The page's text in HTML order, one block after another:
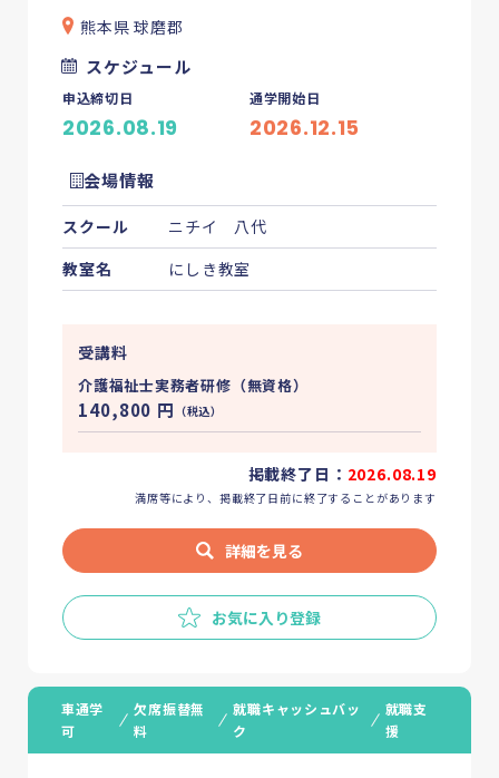
熊本県 球磨郡
スケジュール
申込締切日
2026.08.19
通学開始日
2026.12.15
会場情報
スクール
ニチイ 八代
教室名
にしき教室
受講料
介護福祉士実務者研修（無資格）
140,800 円 （税込）
掲載終了日： 2026.08.19
満席等により、掲載終了日前に終了することがあります
詳細を見る
お気に入り登録
車通学
可
欠席振替無
料
就職キャッシュバッ
ク
就職支
援